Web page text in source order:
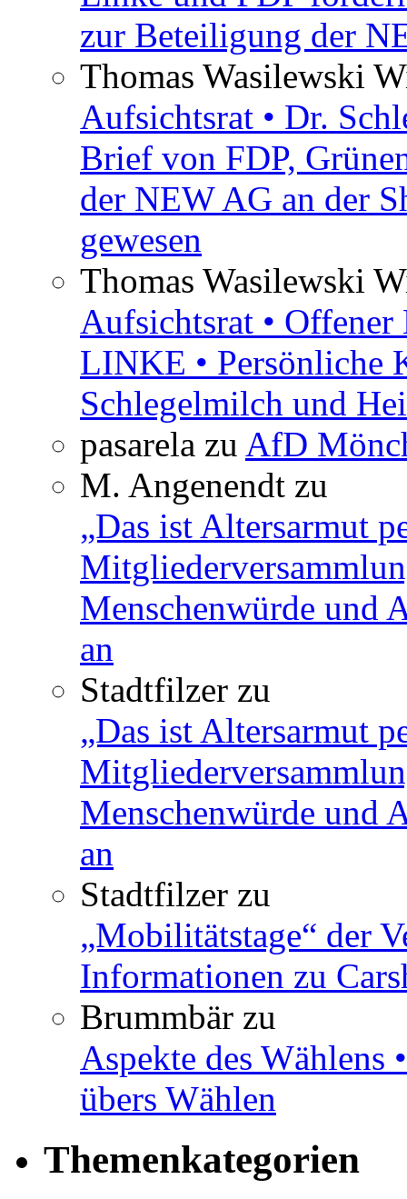
zur Beteiligung der
Thomas Wasilewski
Aufsichtsrat • Dr.
Brief von FDP,
der NEW AG an der
gewesen
Thomas Wasilewski
Aufsichtsrat •
LINKE • Persönliche
Schlegelmilch und
pasarela zu AfD
M. Angenendt zu
„Das ist Altersarmut
Menschenwürde und
an
Stadtfilzer zu
„Das ist Altersarmut
Menschenwürde und
an
Stadtfilzer zu
„Mobilitätstage“ der
Informationen zu
Brummbär zu
Aspekte des
übers Wählen
Themenkategorien